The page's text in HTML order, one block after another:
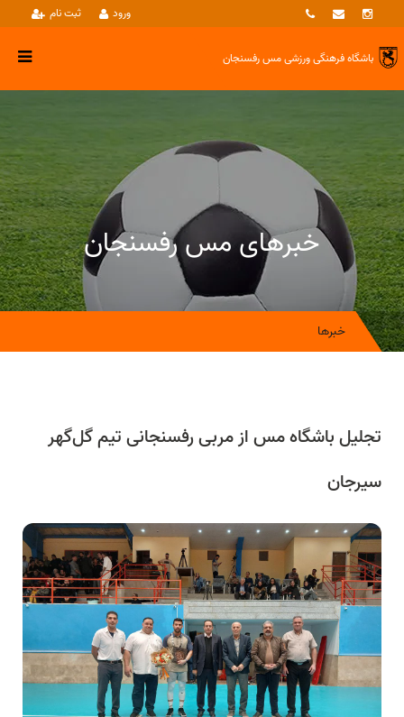
ثبت نام ورود
باشگاه فرهنگی ورزشیمس رفسنجان
خبرهای مس رفسنجان
خبرها
تجلیل باشگاه مس از مربی رفسنجانی تیم گل‌گهر
سیرجان